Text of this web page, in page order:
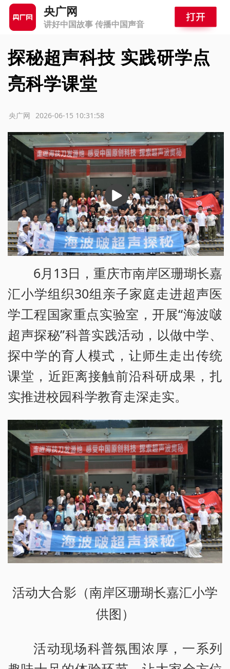
央广网
讲好中国故事 传播中国声音
探秘超声科技 实践研学点
亮科学课堂
2026-06-15 10:31:58
央广网
放
6月13日，重庆市南岸区珊瑚长嘉
汇小学组织30组亲子家庭走进超声医
学工程国家重点实验室，开展“海波啵
超声探秘”科普实践活动，以做中学、
探中学的育人模式，让师生走出传统
课堂，近距离接触前沿科研成果，扎
实推进校园科学教育走深走实。
活动大合影（南岸区珊瑚长嘉汇小学
供图）
活动现场科普氛围浓厚，一系列